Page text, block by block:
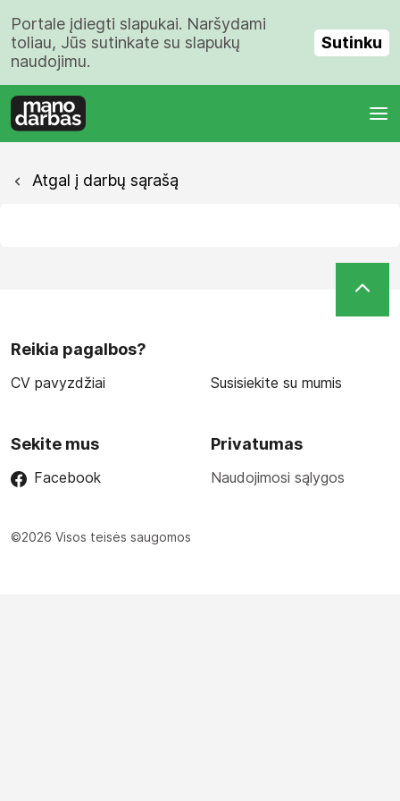
Portale įdiegti slapukai. Naršydami
toliau, Jūs sutinkate su slapukų
naudojimu.
Sutinku
Atgal į darbų sąrašą
Reikia pagalbos?
CV pavyzdžiai Susisiekite su mumis
Sekite mus
Facebook
Privatumas
Naudojimosi sąlygos
©2026 Visos teisės saugomos